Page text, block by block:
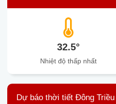
32.5°
Nhiệt độ thấp nhất
Dự báo thời tiết Đông